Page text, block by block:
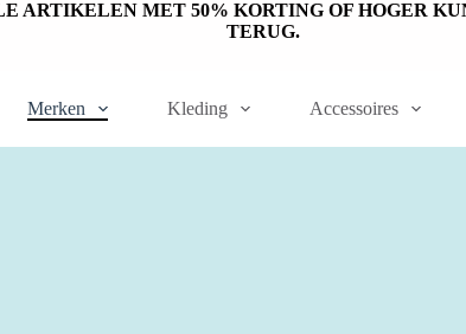
ARTIKELEN MET 50% KORTING OF HOGER
TERUG.
Merken Kleding Accessoires